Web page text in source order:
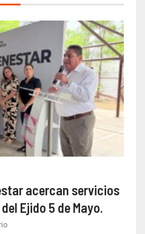
acercan servicios
Ejido 5 de Mayo.